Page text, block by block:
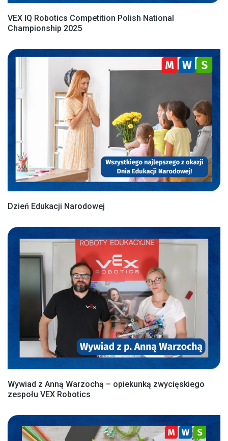
VEX IQ Robotics Competition Polish National
Championship 2025
Dzień Edukacji Narodowej
Wywiad z Anną Warzochą – opiekunką zwycięskiego
zespołu VEX Robotics